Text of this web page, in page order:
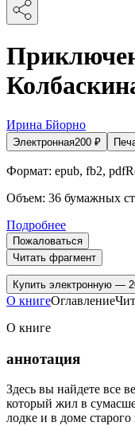
Ирина Бйорно
Электронная200 ₽
Формат: epub, fb2,
Объем: 36 бумажных
Подробнее
Пожаловаться
Читать фрагмент
Купить электронную —
О книгеОглавление
О книге
аннотация
Здесь вы найдете все
который жил в
лодке и в доме старого